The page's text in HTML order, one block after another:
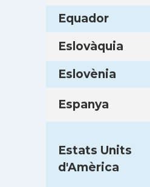
Equador
Eslovàquia
Eslovènia
Espanya
Estats Units
d'Amèrica